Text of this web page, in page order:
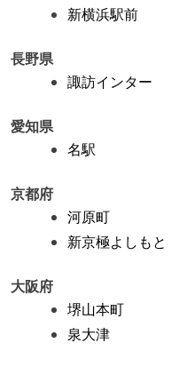
新横浜駅前
長野県
諏訪インター
愛知県
名駅
京都府
河原町
新京極よしもと
大阪府
堺山本町
泉大津